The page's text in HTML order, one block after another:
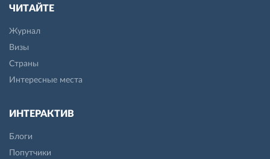
ЧИТАЙТЕ
Журнал
Визы
Страны
Интересные места
ИНТЕРАКТИВ
Блоги
Попутчики